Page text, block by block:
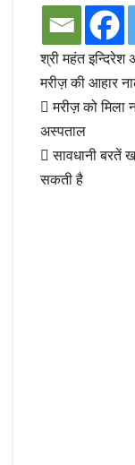
श्री महंत इन्दिरेश
मरीज़ की आहार
 मरीज़ को मिला
अस्पताल
 सावधानी बरतें
सकती है